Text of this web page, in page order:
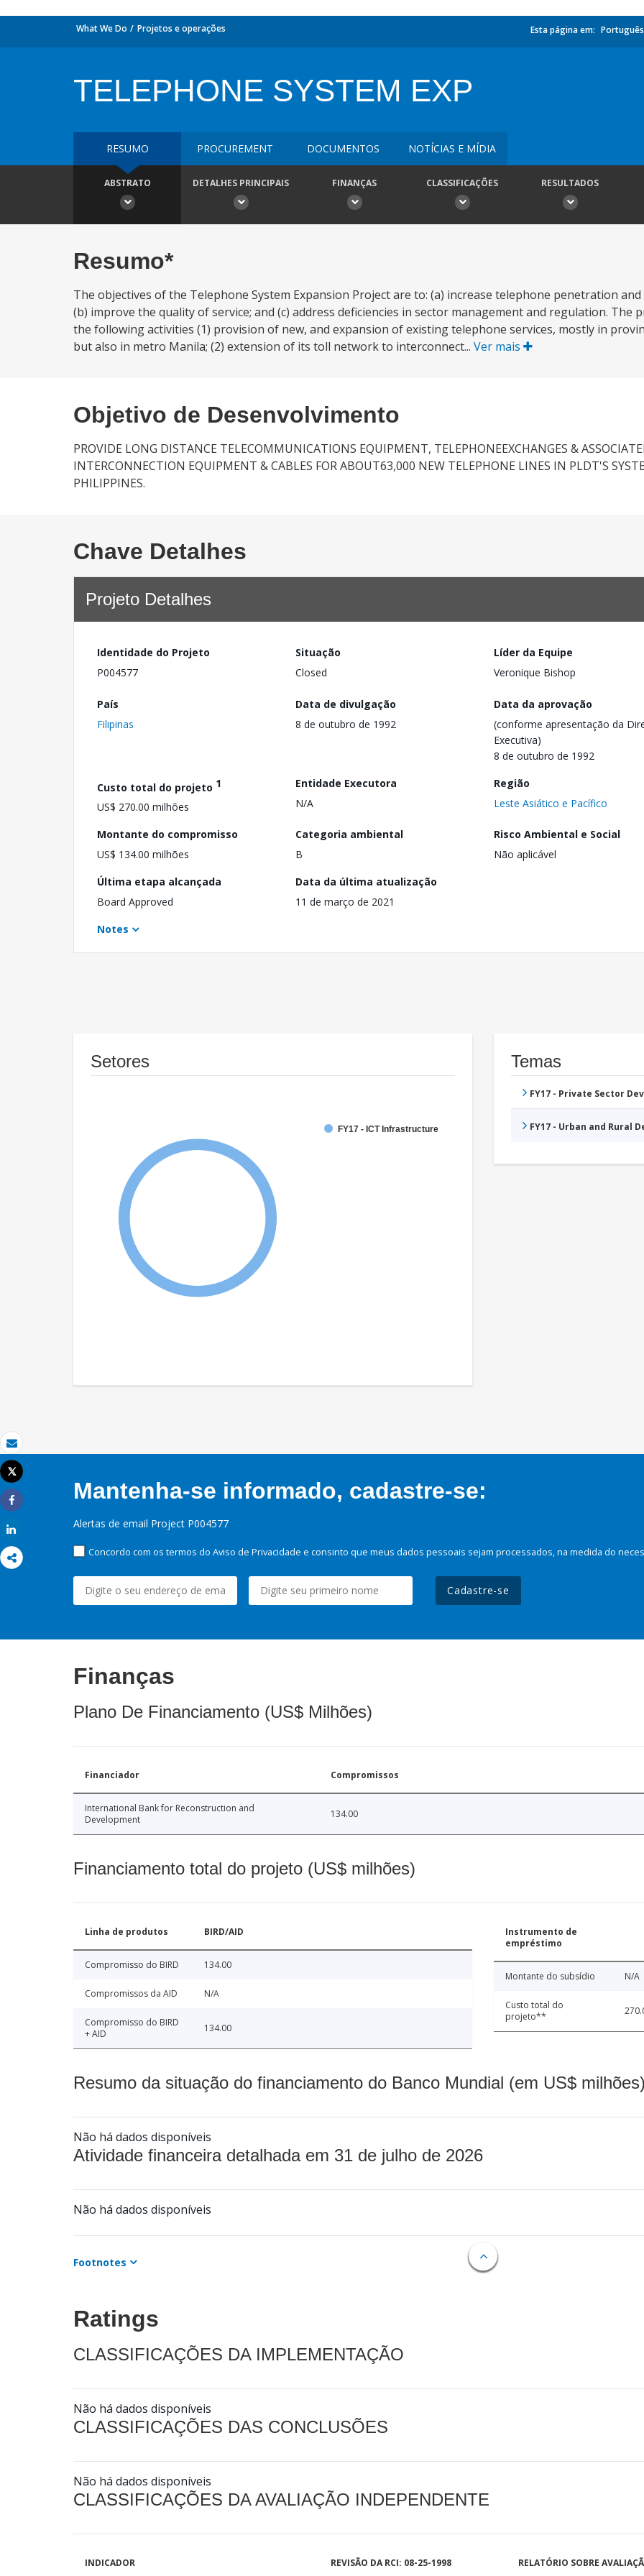
Email
Imprimir
Tweet
Share
What We Do Projetos e operações Esta página em: Português
TELEPHONE SYSTEM EXP
RESUMO PROCUREMENT DOCUMENTOS NOTÍCIAS E MÍDIA
ABSTRATO DETALHES PRINCIPAIS FINANÇAS CLASSIFICAÇÕES RESULTADOS
Resumo*
The objectives of the Telephone System Expansion Project are to: (a) increase telephone penetration and
(b) improve the quality of service; and (c) address deficiencies in sector management and regulation. The
the following activities (1) provision of new, and expansion of existing telephone services, mostly in
but also in metro Manila; (2) extension of its toll network to interconnect... Ver mais
Objetivo de Desenvolvimento
PROVIDE LONG DISTANCE TELECOMMUNICATIONS EQUIPMENT, TELEPHONEEXCHANGES &
INTERCONNECTION EQUIPMENT & CABLES FOR ABOUT63,000 NEW TELEPHONE LINES IN PLDT'S
PHILIPPINES.
Chave Detalhes
Projeto Detalhes
Identidade do Projeto
P004577
Situação
Closed
Líder da Equipe
Veronique Bishop
País
Filipinas
Data de divulgação
8 de outubro de 1992
Data da aprovação
(conforme apresentação da
Executiva)
8 de outubro de 1992
Custo total do projeto 1
US$ 270.00 milhões
Entidade Executora
N/A
Região
Leste Asiático e Pacífico
Montante do compromisso
US$ 134.00 milhões
Categoria ambiental
B
Risco Ambiental e Social
Não aplicável
Última etapa alcançada
Board Approved
Data da última atualização
11 de março de 2021
Notes
Setores
FY17 - ICT Infrastructure
Temas
FY17 - Private Sector
FY17 - Urban and Rural
Mantenha-se informado, cadastre-se:
Alertas de email Project P004577
Concordo com os termos do Aviso de Privacidade e consinto que meus dados pessoais sejam processados, na medida do
Cadastre-se
Finanças
Plano De Financiamento (US$ Milhões)
Financiador Compromissos
International Bank for Reconstruction and
Development
134.00
Financiamento total do projeto (US$ milhões)
Linha de produtos BIRD/AID
Compromisso do BIRD 134.00
Compromissos da AID N/A
Compromisso do BIRD
+ AID
134.00
Instrumento de
empréstimo
Montante do subsídio N/A
Custo total do
projeto**
Resumo da situação do financiamento do Banco Mundial (em US$
Não há dados disponíveis
Atividade financeira detalhada em 31 de julho de 2026
Não há dados disponíveis
Footnotes
Ratings
CLASSIFICAÇÕES DA IMPLEMENTAÇÃO
Não há dados disponíveis
CLASSIFICAÇÕES DAS CONCLUSÕES
Não há dados disponíveis
CLASSIFICAÇÕES DA AVALIAÇÃO INDEPENDENTE
INDICADOR REVISÃO DA RCI: 08-25-1998 RELATÓRIO SOBRE